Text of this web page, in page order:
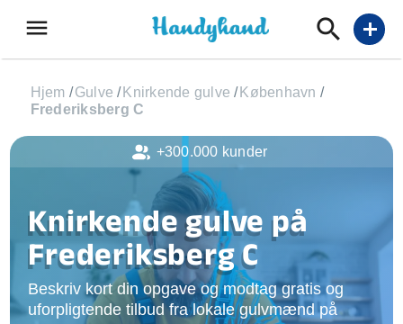
menu add
Hjem /Gulve / Knirkende gulve / København /
Frederiksberg C
Knirkende gulve på
Frederiksberg C
Beskriv kort din opgave og modtag gratis og
uforpligtende tilbud fra lokale gulvmænd på
+300.000 kunder